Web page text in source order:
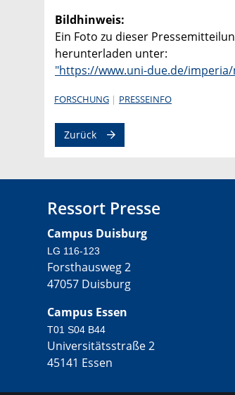
Bildhinweis:
Ein Foto zu dieser
herunterladen unter:
"https://www.uni-due.de/
FORSCHUNG PRESSEINFO
Zurück
Ressort Presse
Campus Duisburg
LG 116-123
Forsthausweg 2
47057 Duisburg
Campus Essen
T01 S04 B44
Universitätsstraße 2
45141 Essen